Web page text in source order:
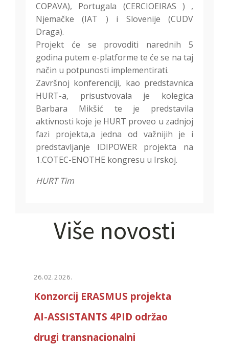
‪‎COPAVA‬), Portugala (CERCIOEIRAS‬ ) ,
Njemačke (IAT‬ ) i Slovenije (CUDV‬
Draga).
Projekt će se provoditi narednih 5
godina putem e-platforme te će se na taj
način u potpunosti implementirati.
Završnoj konferenciji, kao predstavnica
HURT-a, prisustvovala je kolegica
Barbara Mikšić te je predstavila
aktivnosti koje je HURT proveo u zadnjoj
fazi projekta,a jedna od važnijih je i
predstavljanje IDIPOWER projekta na
1.COTEC-ENOTHE kongresu u Irskoj.
HURT Tim
Više novosti
26.02.2026.
Konzorcij ERASMUS projekta
AI-ASSISTANTS 4PID održao
drugi transnacionalni